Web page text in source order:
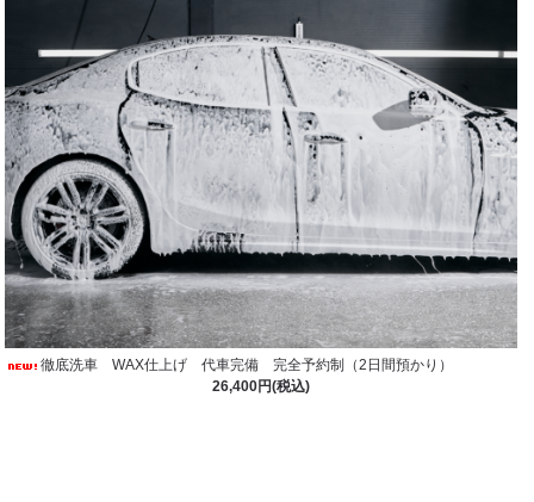
徹底洗車 WAX仕上げ 代車完備 完全予約制（2日間預かり）
26,400円(税込)